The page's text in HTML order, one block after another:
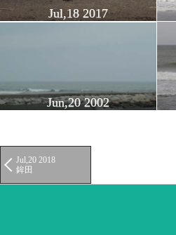
Jul,18 2017
Jun,20 2002
Jul,20 2018
鉾田